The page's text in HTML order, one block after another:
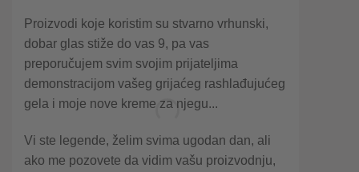
Proizvodi koje koristim su stvarno vrhunski,
dobar glas stiže do vas 9, pa vas
preporučujem svim svojim prijateljima
demonstracijom vašeg grijaćeg rashlađujućeg
gela i moje nove kreme za njegu...
Vi ste legende, želim svima ugodan dan, ali
ako me pozovete da vidim vašu proizvodnju,